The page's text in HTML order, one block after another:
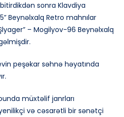
sonra Klavdiya
Beynəlxalq Retro mahnılar
– Mogilyov-96 Beynəlxalq
peşəkar səhnə həyatında
müxtəlif janrları
və cəsarətli bir sənətçi